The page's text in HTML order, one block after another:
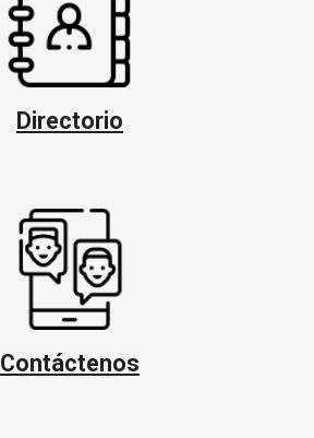
Directorio
Contáctenos